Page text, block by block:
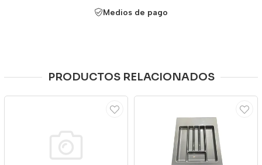
Medios de pago
PRODUCTOS RELACIONADOS